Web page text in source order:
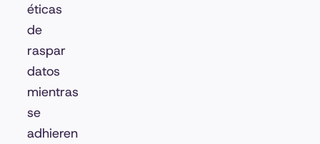
éticas
de
raspar
datos
mientras
se
adhieren